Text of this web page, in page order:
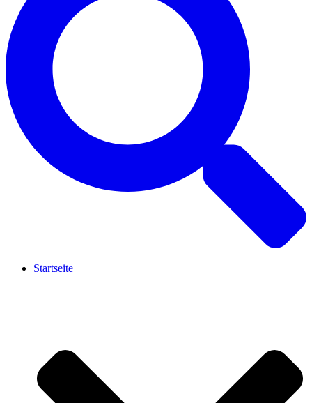
Startseite